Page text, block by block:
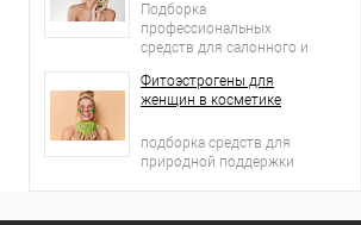
Подборка
профессиональных
средств для салонного и
Фитоэстрогены для
женщин в косметике
подборка средств для
природной поддержки